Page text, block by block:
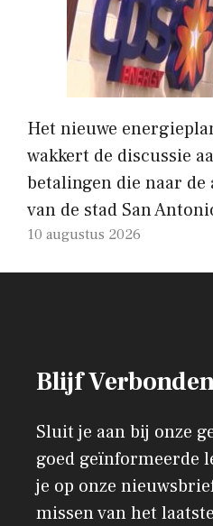
Het nieuwe
wakkert de discussie
betalingen die naar
van de stad San
10 augustus 2026
Blijf
Sluit je aan bij onze
goed geïnformeerde
je op onze
missen van het